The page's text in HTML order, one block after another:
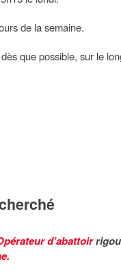
de la semaine.
que possible, sur le
d’abattoir